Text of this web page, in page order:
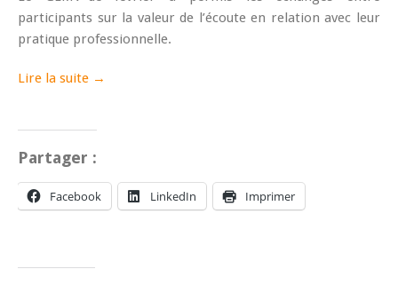
participants sur la valeur de l’écoute en relation avec leur
pratique professionnelle.
Lire la suite →
Partager :
Facebook LinkedIn Imprimer